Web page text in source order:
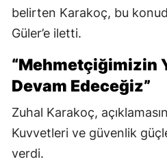
belirten Karakoç, bu
Güler’e iletti.
“Mehmetçiğimizin
Devam Edeceğiz”
Zuhal Karakoç,
Kuvvetleri ve güvenlik
verdi.